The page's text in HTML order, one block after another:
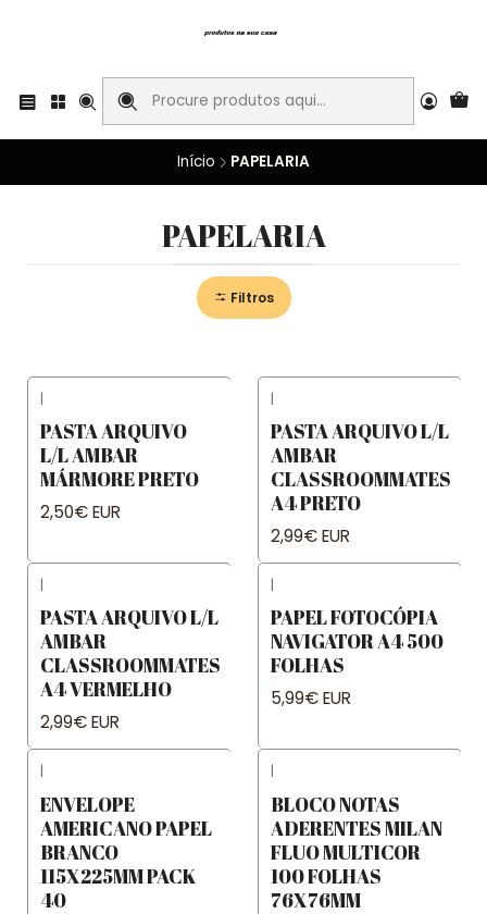
Início PAPELARIA
PAPELARIA
Filtros
|
PASTA ARQUIVO
L/L AMBAR
MÁRMORE PRETO
2,50€ EUR
|
PASTA ARQUIVO L/L
AMBAR
CLASSROOMMATES
A4 PRETO
2,99€ EUR
|
PASTA ARQUIVO L/L
AMBAR
CLASSROOMMATES
A4 VERMELHO
2,99€ EUR
|
PAPEL FOTOCÓPIA
NAVIGATOR A4 500
FOLHAS
5,99€ EUR
|
ENVELOPE
AMERICANO PAPEL
BRANCO
115X225MM PACK
40
|
BLOCO NOTAS
ADERENTES MILAN
FLUO MULTICOR
100 FOLHAS
76X76MM